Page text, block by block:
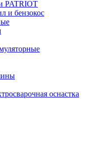
PATRIOT
и бензокос
оснастка